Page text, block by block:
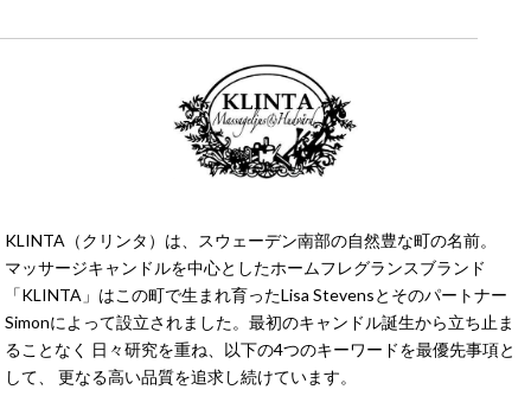
KLINTA（クリンタ）は、スウェーデン南部の自然豊な町の名前。
マッサージキャンドルを中心としたホームフレグランスブランド
「KLINTA」はこの町で生まれ育ったLisa Stevensとそのパートナー
Simonによって設立されました。最初のキャンドル誕生から立ち止ま
ることなく 日々研究を重ね、以下の4つのキーワードを最優先事項と
して、 更なる高い品質を追求し続けています。